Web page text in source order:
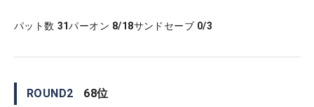
パット数 31パーオン 8/18サンドセーブ 0/3
ROUND2 68位